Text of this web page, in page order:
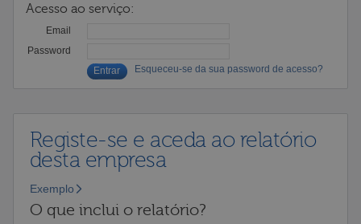
Acesso ao serviço:
Email
Password
Esqueceu-se da sua password de acesso?
Registe-se e aceda ao relatório
desta empresa
Exemplo
O que inclui o relatório?